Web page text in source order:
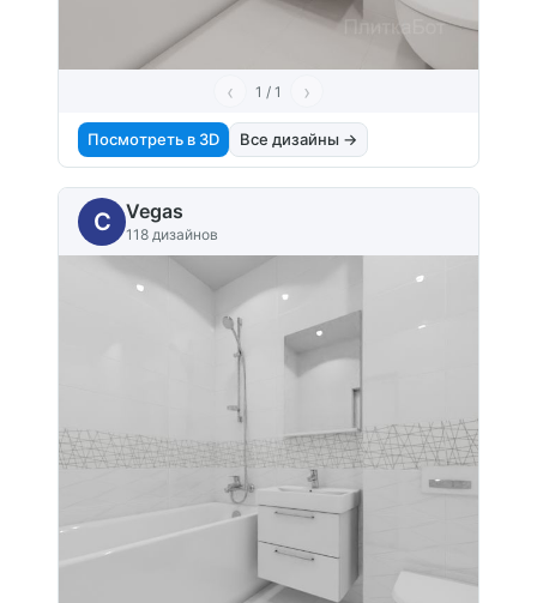
‹ 1 / 1 ›
Посмотреть в 3D Все дизайны →
C Vegas
118 дизайнов